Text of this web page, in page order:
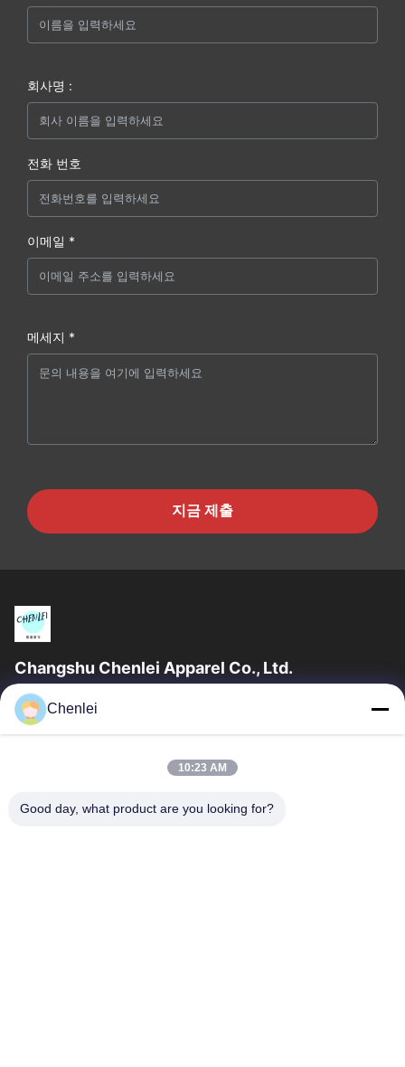
회사명 :
전화 번호
이메일 *
메세지 *
지금 제출
Changshu Chenlei Apparel Co., Ltd.
창수 천레이 의류 유한 공사우리 공장은 2011년 상하이 공항에서
90km 떨어진 장쑤성 쑤저우시에 설립되었으며, 200명 이상의 근
의 장점은 우수한 품질 팀 관리, 빠른 교정, 경쟁력 있는 가격,...
홈
제품 소개
Chenlei
10:23 AM
Good day, what product are you looking for?